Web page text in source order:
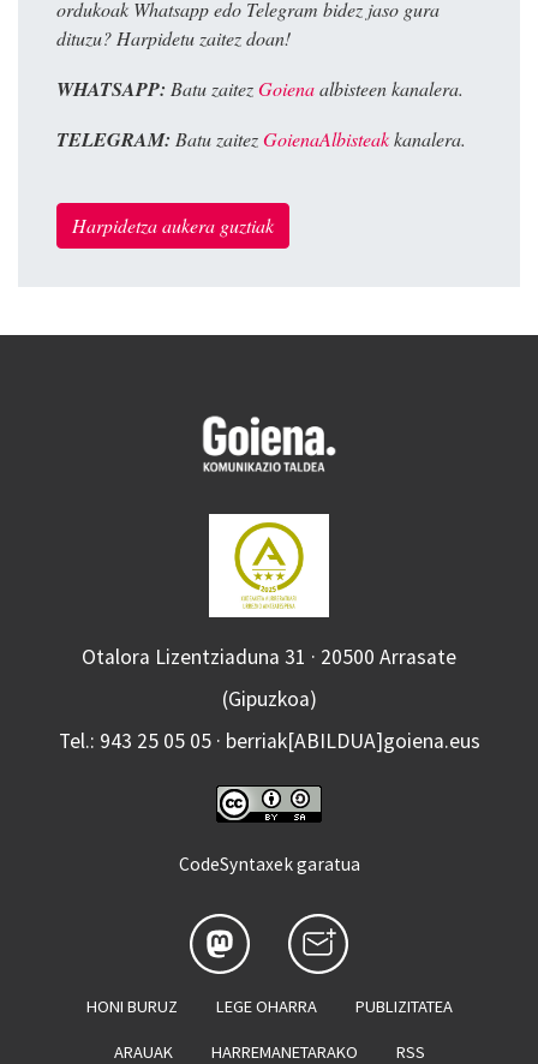
ordukoak Whatsapp edo Telegram bidez jaso gura
dituzu? Harpidetu zaitez doan!
WHATSAPP: Batu zaitezGoienaalbisteen kanalera.
TELEGRAM: Batu zaitezGoienaAlbisteakkanalera.
Harpidetza aukera guztiak
Otalora Lizentziaduna 31 · 20500 Arrasate
(Gipuzkoa)
Tel.: 943 25 05 05 · berriak[ABILDUA]goiena.eus
CodeSyntaxek garatua
HONI BURUZ LEGE OHARRA PUBLIZITATEA
ARAUAK HARREMANETARAKO RSS